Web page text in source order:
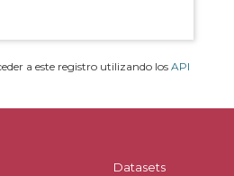
a este registro utilizando los API
Datasets